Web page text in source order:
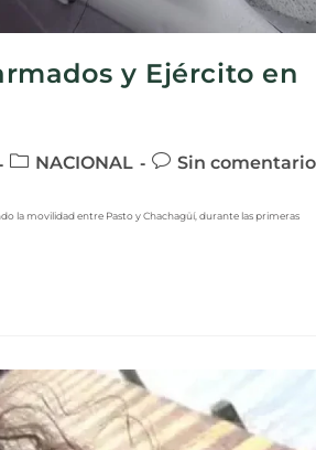
y Ejército en
NACIONAL Sin
la movilidad entre Pasto y Chachagüí, durante las primeras